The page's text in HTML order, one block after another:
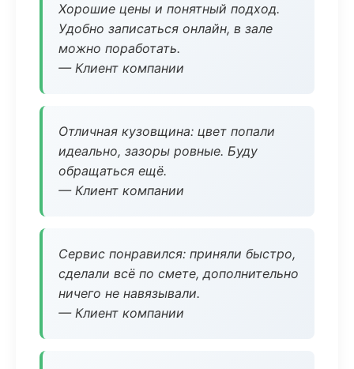
Хорошие цены и понятный подход.
Удобно записаться онлайн, в зале
можно поработать.
— Клиент компании
Отличная кузовщина: цвет попали
идеально, зазоры ровные. Буду
обращаться ещё.
— Клиент компании
Сервис понравился: приняли быстро,
сделали всё по смете, дополнительно
ничего не навязывали.
— Клиент компании